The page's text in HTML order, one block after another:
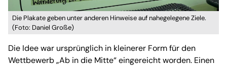
Die Plakate geben unter anderen Hinweise auf nahegelegene Ziele.
(Foto: Daniel Große)
Die Idee war ursprünglich in kleinerer Form für den
Wettbewerb „Ab in die Mitte“ eingereicht worden. Einen